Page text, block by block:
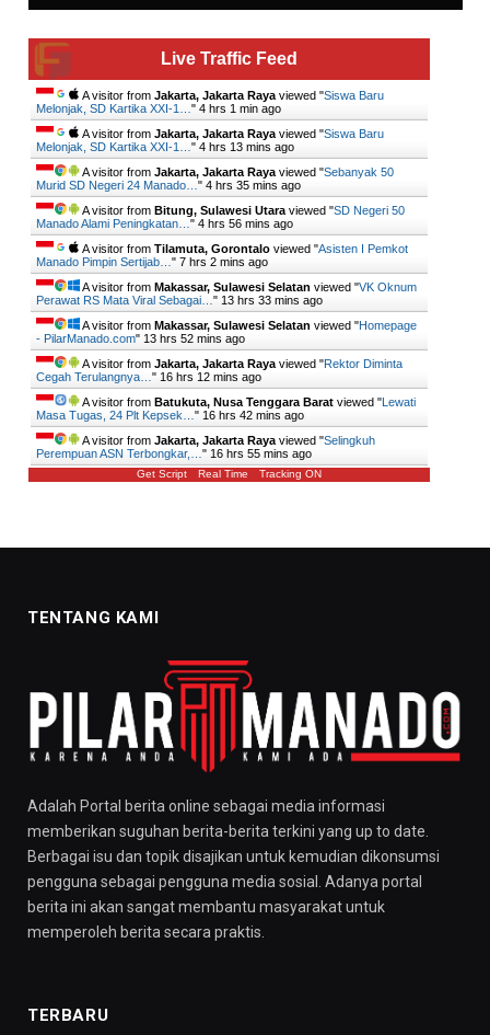
Live Traffic Feed
A visitor from Jakarta, Jakarta Raya viewed "Siswa Baru
Melonjak, SD Kartika XXI-1… " 4 hrs 1 min ago
A visitor from Jakarta, Jakarta Raya viewed "Siswa Baru
Melonjak, SD Kartika XXI-1… " 4 hrs 13 mins ago
A visitor from Jakarta, Jakarta Raya viewed "Sebanyak 50
Murid SD Negeri 24 Manado… " 4 hrs 35 mins ago
A visitor from Bitung, Sulawesi Utara viewed "SD Negeri 50
Manado Alami Peningkatan… " 4 hrs 56 mins ago
A visitor from Tilamuta, Gorontalo viewed "Asisten I Pemkot
Manado Pimpin Sertijab… " 7 hrs 2 mins ago
A visitor from Makassar, Sulawesi Selatan viewed "VK Oknum
Perawat RS Mata Viral Sebagai… " 13 hrs 33 mins ago
A visitor from Makassar, Sulawesi Selatan viewed "Homepage
- PilarManado.com" 13 hrs 52 mins ago
A visitor from Jakarta, Jakarta Raya viewed "Rektor Diminta
Cegah Terulangnya… " 16 hrs 12 mins ago
A visitor from Batukuta, Nusa Tenggara Barat viewed "Lewati
Masa Tugas, 24 Plt Kepsek… " 16 hrs 42 mins ago
A visitor from Jakarta, Jakarta Raya viewed "Selingkuh
Perempuan ASN Terbongkar,… " 16 hrs 55 mins ago
Get Script Real Time Tracking ON
TENTANG KAMI
Adalah Portal berita online sebagai media informasi
memberikan suguhan berita-berita terkini yang up to date.
Berbagai isu dan topik disajikan untuk kemudian dikonsumsi
pengguna sebagai pengguna media sosial. Adanya portal
berita ini akan sangat membantu masyarakat untuk
memperoleh berita secara praktis.
TERBARU